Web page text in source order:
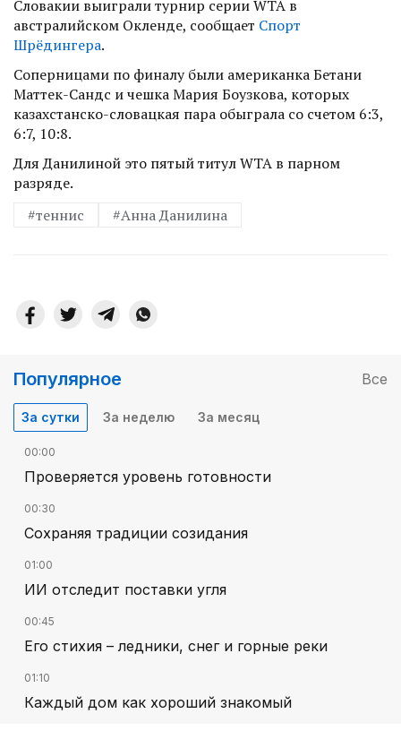
Словакии выиграли турнир серии WTA в
австралийском Окленде, сообщает Спорт
Шрёдингера.
Соперницами по финалу были американка Бетани
Маттек-Сандс и чешка Мария Боузкова, которых
казахстанско-словацкая пара обыграла со счетом 6:3,
6:7, 10:8.
Для Данилиной это пятый титул WTA в парном
разряде.
#теннис
#Анна Данилина
Популярное Все
За сутки За неделю За месяц
00:00
Проверяется уровень готовности
00:30
Сохраняя традиции созидания
01:00
ИИ отследит поставки угля
00:45
Его стихия – ледники, снег и горные реки
01:10
Каждый дом как хороший знакомый